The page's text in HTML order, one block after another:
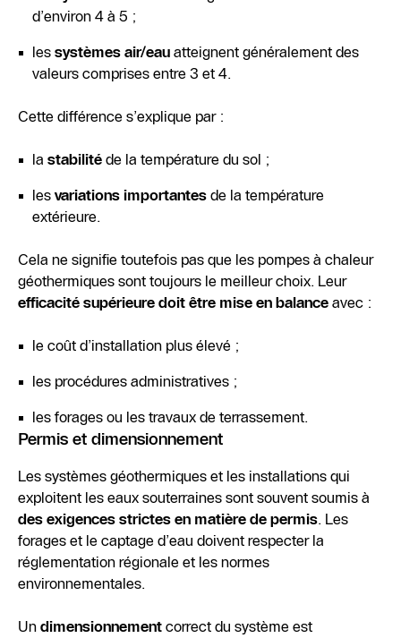
d’environ 4 à 5 ;
les systèmes air/eau atteignent généralement des
valeurs comprises entre 3 et 4.
Cette différence s’explique par :
la stabilité de la température du sol ;
les variations importantes de la température
extérieure.
Cela ne signifie toutefois pas que les pompes à chaleur
géothermiques sont toujours le meilleur choix. Leur
efficacité supérieure doit être mise en balance avec :
le coût d’installation plus élevé ;
les procédures administratives ;
les forages ou les travaux de terrassement.
Permis et dimensionnement
Les systèmes géothermiques et les installations qui
exploitent les eaux souterraines sont souvent soumis à
des exigences strictes en matière de permis. Les
forages et le captage d’eau doivent respecter la
réglementation régionale et les normes
environnementales.
Un dimensionnement correct du système est